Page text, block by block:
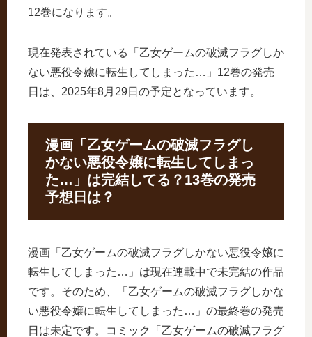
12巻になります。
現在発表されている「乙女ゲームの破滅フラグしか
ない悪役令嬢に転生してしまった…」12巻の発売
日は、2025年8月29日の予定となっています。
漫画「乙女ゲームの破滅フラグし
かない悪役令嬢に転生してしまっ
た…」は完結してる？13巻の発売
予想日は？
漫画「乙女ゲームの破滅フラグしかない悪役令嬢に
転生してしまった…」は現在連載中で未完結の作品
です。そのため、「乙女ゲームの破滅フラグしかな
い悪役令嬢に転生してしまった…」の最終巻の発売
日は未定です。コミック「乙女ゲームの破滅フラグ